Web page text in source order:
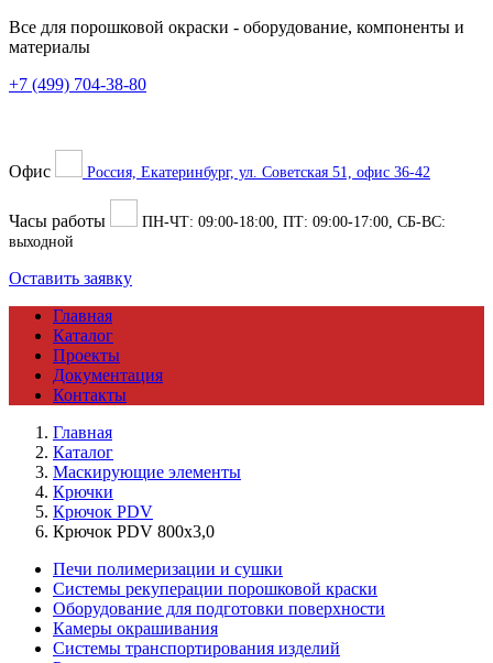
Все для порошковой окраски - оборудование, компоненты и
материалы
+7 (499) 704-38-80
Офис Россия, Екатеринбург, ул. Советская 51, офис 36-42
Часы работы ПН-ЧТ: 09:00-18:00 , ПТ: 09:00-17:00 , СБ-ВС:
выходной
Оставить заявку
Главная
Каталог
Проекты
Документация
Контакты
Главная
Каталог
Маскирующие элементы
Крючки
Крючок PDV
Крючок PDV 800x3,0
Печи полимеризации и сушки
Системы рекуперации порошковой краски
Оборудование для подготовки поверхности
Камеры окрашивания
Системы транспортирования изделий